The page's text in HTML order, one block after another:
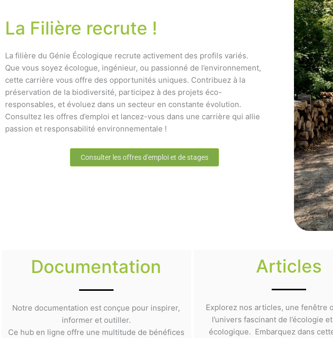
La Filière recrute !
La filière du Génie Écologique recrute activement des profils variés.
Que vous soyez écologue, ingénieur, ou passionné de l’environnement,
cette carrière vous offre des opportunités uniques. Contribuez à la
préservation de la biodiversité, participez à des projets éco-
responsables, et évoluez dans un secteur en constante évolution.
Consultez les offres d’emploi et lancez-vous dans une carrière qui allie
passion et responsabilité environnementale !
Consulter les offres d'emploi et de stages
Documentation
Notre documentation est conçue pour inspirer,
informer et outiller.
Ce hub en ligne offre une multitude de bénéfices
Articles
Explorez nos articles, une fenêtre
l’univers fascinant de l’écologie
écologique. Embarquez dans